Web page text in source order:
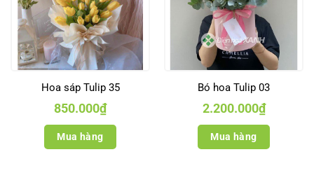
Hoa sáp Tulip 35
850.000₫
Mua hàng
Bó hoa Tulip 03
2.200.000₫
Mua hàng